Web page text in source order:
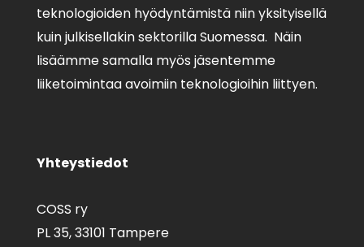
teknologioiden hyödyntämistä niin yksityisellä
kuin julkisellakin sektorilla Suomessa. Näin
lisäämme samalla myös jäsentemme
liiketoimintaa avoimiin teknologioihin liittyen.
Yhteystiedot
COSS ry
PL 35,33101 Tampere